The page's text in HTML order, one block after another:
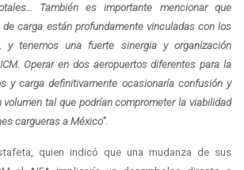
También es importante mencionar que
carga están profundamente vinculadas con los
y tenemos una fuerte sinergia y organización
Operar en dos aeropuertos diferentes para la
y carga definitivamente ocasionaría confusión y
tal que podrían comprometer la viabilidad
cargueras a México”.
quien indicó que una mudanza de sus